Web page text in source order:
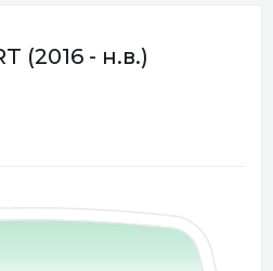
(2016 - н.в.)